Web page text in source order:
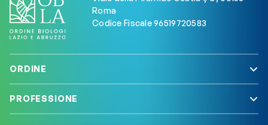
Roma
Codice Fiscale 96519720583
ORDINE
PROFESSIONE